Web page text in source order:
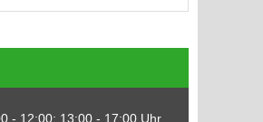
- 12:00; 13:00 - 17:00 Uhr